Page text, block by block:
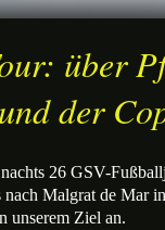
über
der
26 GSV-
Malgrat de Mar
unserem Ziel an.